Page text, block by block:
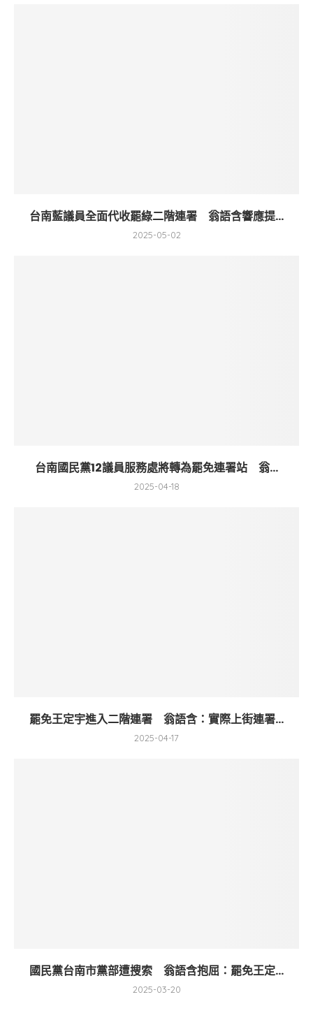
台南藍議員全面代收罷綠二階連署 翁語含響應提...
2025-05-02
台南國民黨12議員服務處將轉為罷免連署站 翁...
2025-04-18
罷免王定宇進入二階連署 翁語含：實際上街連署...
2025-04-17
國民黨台南市黨部遭搜索 翁語含抱屈：罷免王定...
2025-03-20